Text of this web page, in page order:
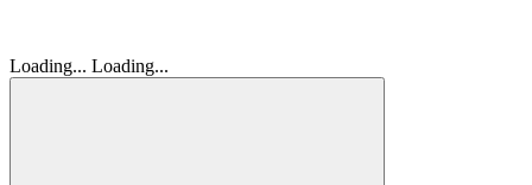
Loading... Loading...